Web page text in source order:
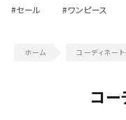
#セール #ワンピース
コーディネー
コー